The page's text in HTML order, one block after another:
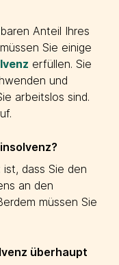
Anteil Ihres
Sie einige
erfüllen. Sie
und
arbeitslos sind.
ist, dass Sie den
an den
müssen Sie
überhaupt